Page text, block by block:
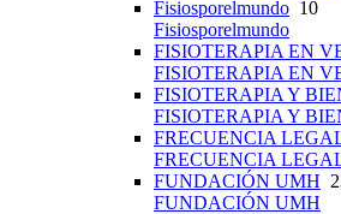
Fisiosporelmundo 10
Fisiosporelmundo
FISIOTERAPIA EN
FISIOTERAPIA EN
FISIOTERAPIA Y
FISIOTERAPIA Y
FRECUENCIA
FRECUENCIA
FUNDACIÓN UMH
FUNDACIÓN UMH